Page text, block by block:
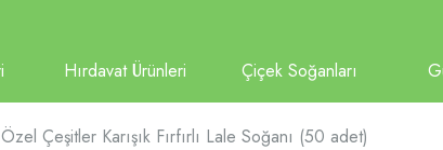
Özel Çeşitler Karışık Fırfırlı Lale Soğanı (50 adet)